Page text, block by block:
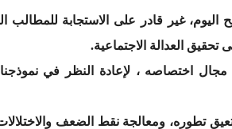
غير قادر على الاستجابة للمطالب
تحقيق العدالة الاجتماعية.
اختصاصه ، لإعادة النظر في نموذجنا
تعيق تطوره، ومعالجة نقط الضعف